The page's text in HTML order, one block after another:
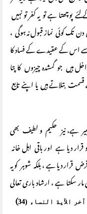
ہے تو یہ کفر تو نہیں
کوئی نماز قبول نہ ہوگی ،
سے اس کے عقیدے کے فساد کا
جو گمشدہ چیزوں کا پتا
بتلاتے ہیں یا اپنے تابع
خبیر ہے، نیز حکیم و لطیف بھی
دیا ہے اور باقی اہل خانہ
دیا ہے ، بلکہ شوہر کو یہ
سکتا ہے ، ارشاد باری تعالی
الآية النساء (34
)